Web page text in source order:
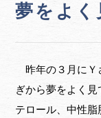
夢をよく
昨年の３月に
ぎから夢をよく
テロール、中性